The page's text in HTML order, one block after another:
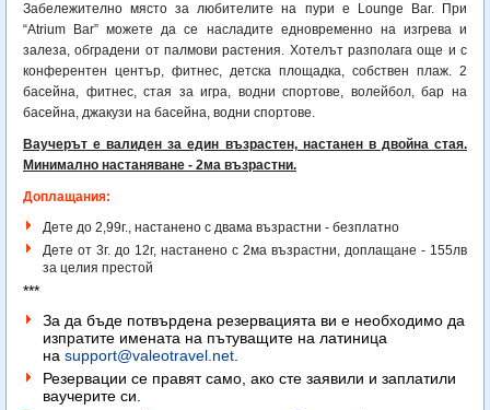
Забележително място за любителите на пури е Lounge Bar. При
“Atrium Bar” можете да се насладите едновременно на изгрева и
залеза, обградени от палмови растения. Хотелът разполага още и с
конферентен център, фитнес, детска площадка, собствен плаж. 2
басейна, фитнес, стая за игра, водни спортове, волейбол, бар на
басейна, джакузи на басейна, водни спортове.
Ваучерът е валиден за един възрастен, настанен в двойна стая.
Минимално настаняване - 2ма възрастни.
Доплащания:
Дете до 2,99г., настанено с двама възрастни - безплатно
Дете от 3г. до 12г, настанено с 2ма възрастни, доплащане - 155лв
за целия престой
***
За да бъде потвърдена резервацията ви е необходимо да
изпратите имената на пътуващите на латиница
на support@valeotravel.net
Резервации се правят само, ако сте заявили и заплатили
ваучерите си.